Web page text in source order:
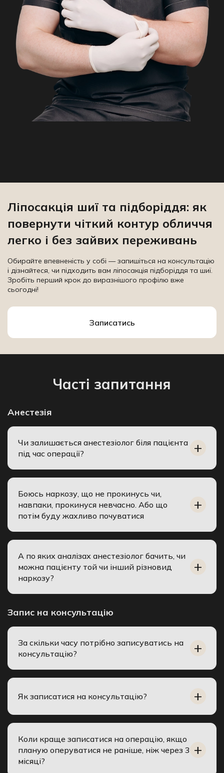
Ліпосакція шиї та підборіддя: як
повернути чіткий контур обличчя
легко і без зайвих переживань
Обирайте впевненість у собі — запишіться на консультацію
і дізнайтеся, чи підходить вам ліпосакція підборіддя та шиї.
Зробіть перший крок до виразнішого профілю вже
сьогодні!
Записатись
Часті запитання
Анестезія
Чи залишається анестезіолог біля пацієнта
під час операції?
Боюсь наркозу, що не прокинусь чи,
навпаки, прокинуся невчасно. Або що
потім буду жахливо почуватися
А по яких аналізах анестезіолог бачить, чи
можна пацієнту той чи інший різновид
наркозу?
Запис на консультацію
За скільки часу потрібно записуватись на
консультацію?
Як записатися на консультацію?
Коли краще записатися на операцію, якщо
планую оперуватися не раніше, ніж через 3
місяці?